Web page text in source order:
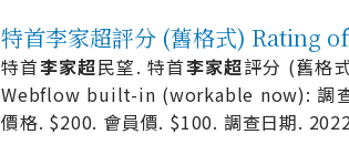
特首李家超評分 (舊格式) Rating
特首李家超民望. 特首李家超評分 (舊格
Webflow built-in (workable now): 調
價格. $200. 會員價. $100. 調查日期.